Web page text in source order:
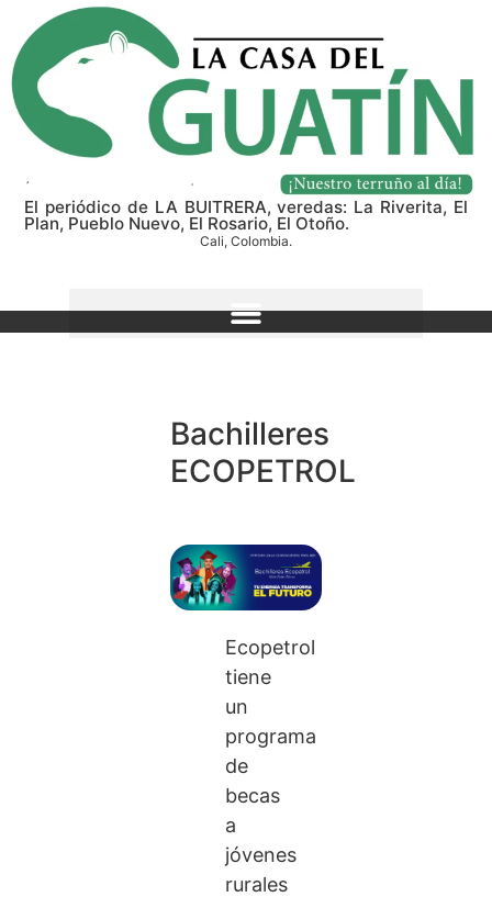
El periódico de LA BUITRERA, veredas: La Riverita, El
Plan, Pueblo Nuevo, El Rosario, El Otoño.
Cali, Colombia.
Bachilleres
ECOPETROL
Ecopetrol
tiene
un
programa
de
becas
a
jóvenes
rurales